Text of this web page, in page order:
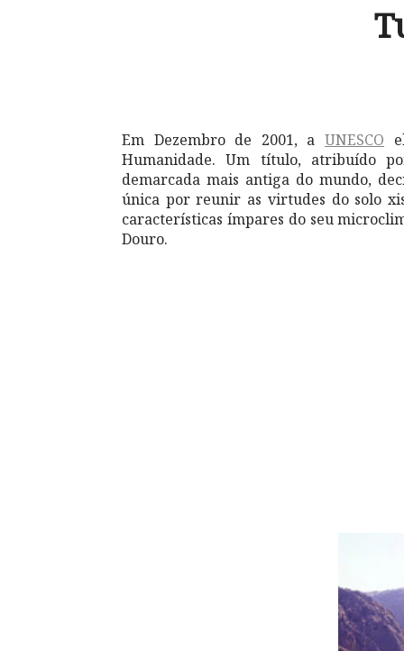
Em Dezembro de 2001, aUNESCO
Humanidade. Um título, atribuído
demarcada mais antiga do mundo,
única por reunir as virtudes do solo
características ímpares do seu
Douro.